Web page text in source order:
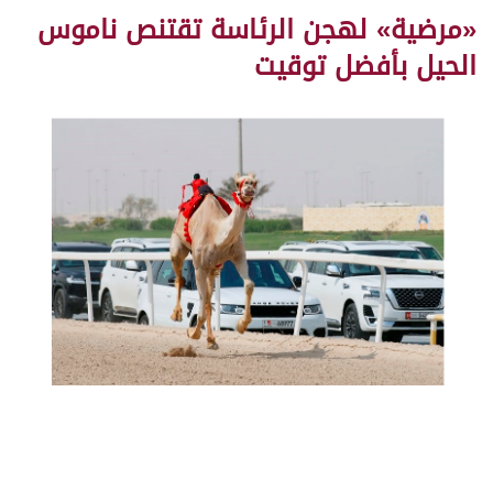
«مرضية» لهجن الرئاسة تقتنص ناموس
الحيل بأفضل توقيت